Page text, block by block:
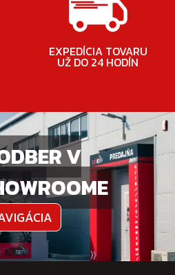
EXPEDÍCIA TOVARU
UŽ DO 24 HODÍN
V